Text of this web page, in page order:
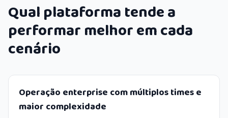
Qual plataforma tende a
performar melhor em cada
cenário
Operação enterprise com múltiplos times e
maior complexidade